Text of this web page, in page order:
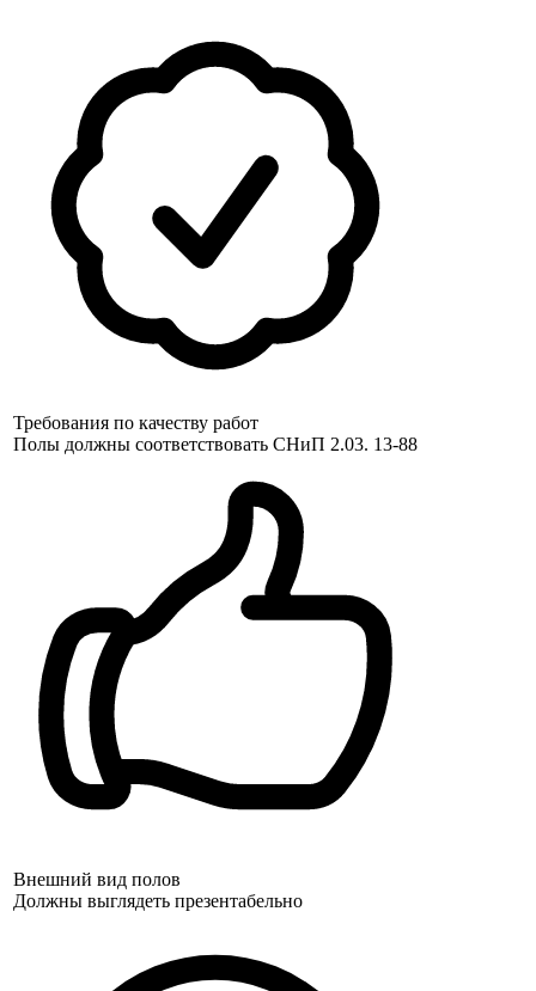
Требования по качеству работ
Полы должны соответствовать СНиП 2.03. 13-88
Внешний вид полов
Должны выглядеть презентабельно